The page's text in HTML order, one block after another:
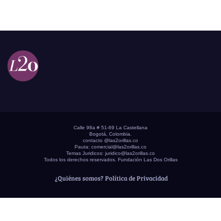
Calle 98a # 51-69 La Castellana
Bogotá, Colombia.
contacto @las2orillas.co
Pauta: comercial@las2orillas.co
Temas Juridicos: juridico@las2orillas.co
Todos los derechos reservados. Fundación Las Dos Orillas
¿Quiénes somos? Política de Privacidad